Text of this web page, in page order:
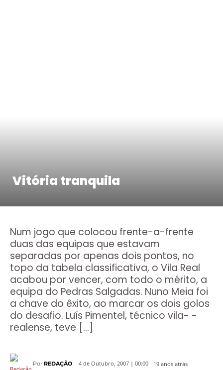
Vitória tranquila
Num jogo que colocou frente-a-frente
duas das equipas que estavam
separadas por apenas dois pontos, no
topo da tabela classificativa, o Vila Real
acabou por vencer, com todo o mérito, a
equipa do Pedras Salgadas. Nuno Meia foi
a chave do êxito, ao marcar os dois golos
do desafio. Luís Pimentel, técnico vila- -
realense, teve […]
Por REDAÇÃO 4 de Outubro, 2007 | 00:00 19 anos atrás